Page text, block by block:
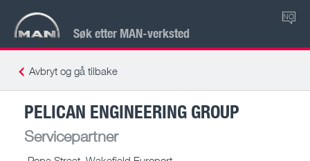
Søk etter MAN-verksted
NO
Avbryt og gå tilbake
PELICAN ENGINEERING GROUP
Servicepartner